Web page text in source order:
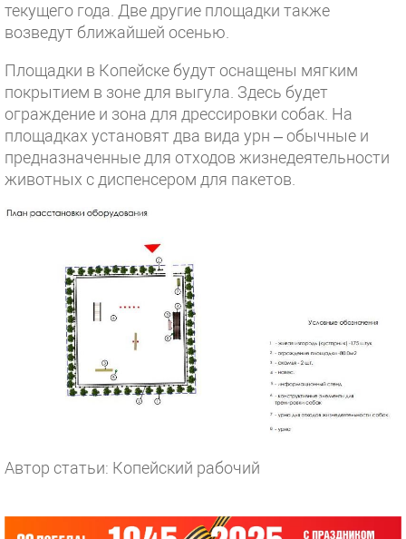
текущего года. Две другие площадки также
возведут ближайшей осенью.
Площадки в Копейске будут оснащены мягким
покрытием в зоне для выгула. Здесь будет
ограждение и зона для дрессировки собак. На
площадках установят два вида урн – обычные и
предназначенные для отходов жизнедеятельности
животных с диспенсером для пакетов.
Автор статьи: Копейский рабочий